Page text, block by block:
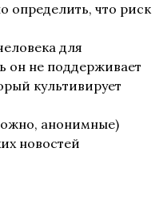
определить, что риск
для
он не поддерживает
культивирует
анонимные)
новостей